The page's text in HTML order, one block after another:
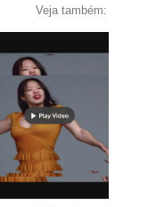
Veja também: